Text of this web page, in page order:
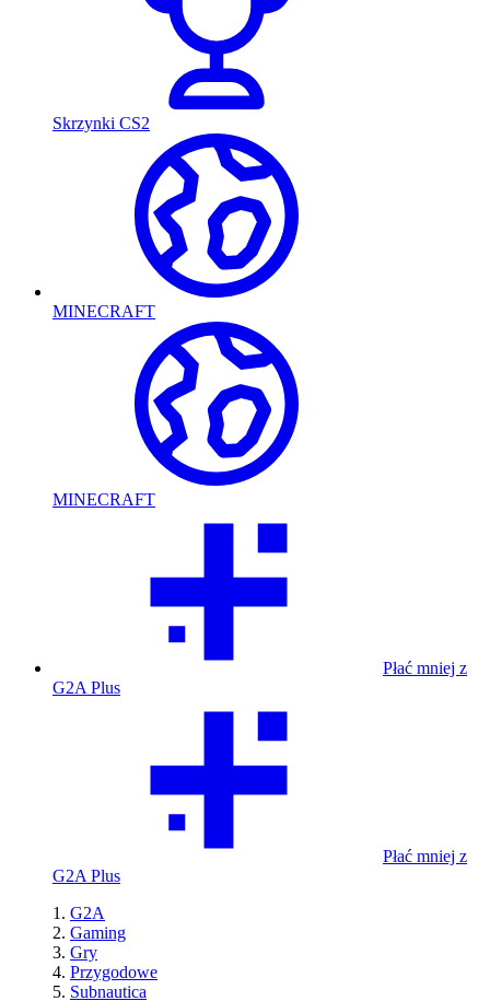
Skrzynki CS2
MINECRAFT
MINECRAFT
Płać mniej z
G2A Plus
Płać mniej z
G2A Plus
G2A
Gaming
Gry
Przygodowe
Subnautica